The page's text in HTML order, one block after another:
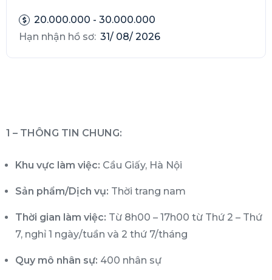
20.000.000 - 30.000.000
Hạn nhận hồ sơ: 31/ 08/ 2026
1 – THÔNG TIN CHUNG:
Khu vực làm việc: Cầu Giấy, Hà Nội
Sản phẩm/Dịch vụ: Thời trang nam
Thời gian làm việc: Từ 8h00 – 17h00 từ Thứ 2 – Thứ
7, nghỉ 1 ngày/tuần và 2 thứ 7/tháng
Quy mô nhân sự: 400 nhân sự